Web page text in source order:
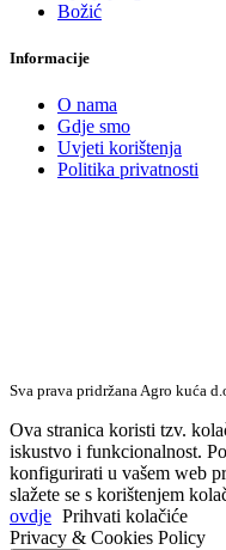
Božić
Informacije
O nama
Gdje smo
Uvjeti korištenja
Politika privatnosti
Sva prava pridržana Agro kuća
Ova stranica koristi tzv.
iskustvo i funkcionalnost.
konfigurirati u vašem web
slažete se s korištenjem
ovdje Prihvati kolačiće
Privacy & Cookies Policy